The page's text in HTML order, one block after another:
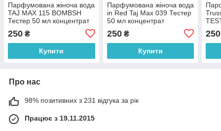
Парфумована жіноча вода
TAJ MAX 115 BOMBSH
Тестер 50 мл концентрат
250 ₴
Купити
Парфумована жіноча вода
in Red Taj Max 039 Тестер
50 мл концентрат
250₴
Купити
250
Про нас
98% позитивних з 231 відгука за рік
Працює з 19.11.2015